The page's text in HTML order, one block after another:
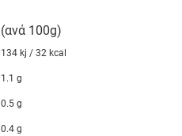
(ανά 100g)
134 kj / 32 kcal
1.1 g
0.5 g
0.4 g